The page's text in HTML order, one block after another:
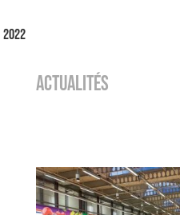
ACTUALITÉS